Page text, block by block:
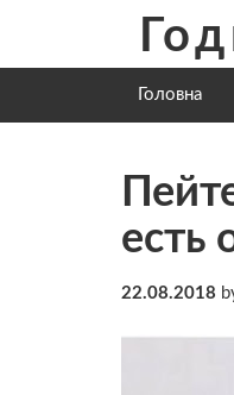
content
Головна
есть
22.08.2018